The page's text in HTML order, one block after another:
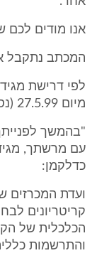
אנו מודים לכם
המכתב נתקבל אצלה
לפי דרישת
מיום 27.5.99 (נספח יד' לתביעה המתוקנת) בו נאמר:
"בהמשך
עם מרשתך,
כדלקמן:
ועדת המכרזים
קריטריונים
הכלכלית של
והתרשמות